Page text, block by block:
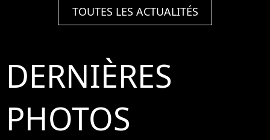
TOUTES LES ACTUALITÉS
DERNIÈRES
PHOTOS